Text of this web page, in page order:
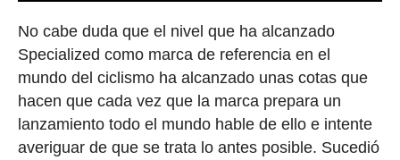
No cabe duda que el nivel que ha alcanzado
Specialized como marca de referencia en el
mundo del ciclismo ha alcanzado unas cotas que
hacen que cada vez que la marca prepara un
lanzamiento todo el mundo hable de ello e intente
averiguar de que se trata lo antes posible. Sucedió